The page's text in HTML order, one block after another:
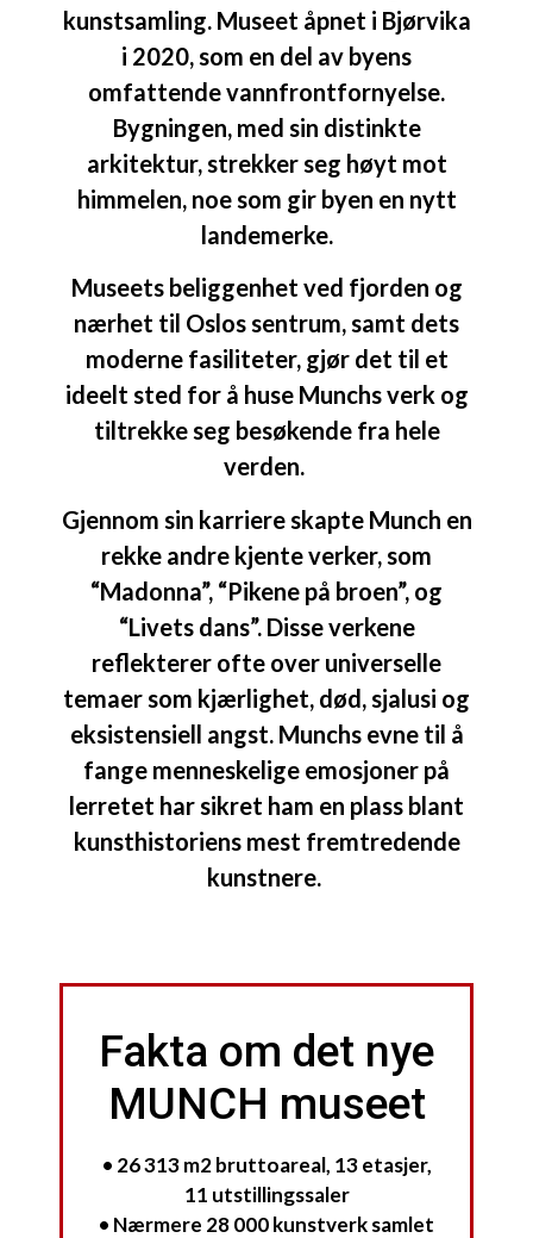
kunstsamling. Museet åpnet i Bjørvika
i 2020, som en del av byens
omfattende vannfrontfornyelse.
Bygningen, med sin distinkte
arkitektur, strekker seg høyt mot
himmelen, noe som gir byen en nytt
landemerke.
Museets beliggenhet ved fjorden og
nærhet til Oslos sentrum, samt dets
moderne fasiliteter, gjør det til et
ideelt sted for å huse Munchs verk og
tiltrekke seg besøkende fra hele
verden.
Gjennom sin karriere skapte Munch en
rekke andre kjente verker, som
“Madonna”, “Pikene på broen”, og
“Livets dans”. Disse verkene
reflekterer ofte over universelle
temaer som kjærlighet, død, sjalusi og
eksistensiell angst. Munchs evne til å
fange menneskelige emosjoner på
lerretet har sikret ham en plass blant
kunsthistoriens mest fremtredende
kunstnere.
Fakta om det nye
MUNCH museet
• 26 313 m2 bruttoareal, 13 etasjer,
11 utstillingssaler
• Nærmere 28 000 kunstverk samlet